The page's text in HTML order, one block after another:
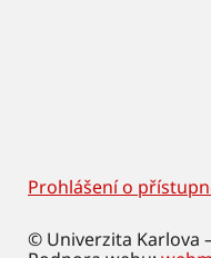
Footer
Prohlášení o
© Univerzita Karlova